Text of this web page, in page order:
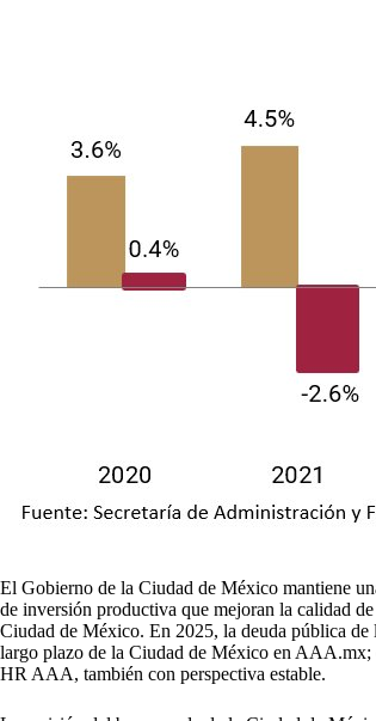
El Gobierno de la Ciudad de México mantiene
de inversión productiva que mejoran la calidad
Ciudad de México. En 2025, la deuda pública
largo plazo de la Ciudad de México en
HR AAA, también con perspectiva estable.